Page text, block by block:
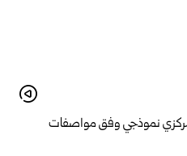
نموذجي وفق مواصفات